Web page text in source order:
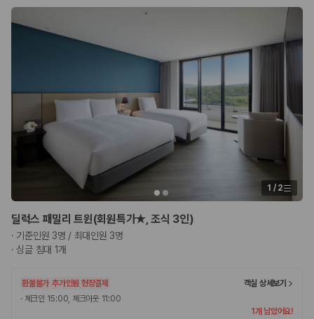
1 / 2
딜럭스 패밀리 트윈(회원특가★, 조식 3인)
· 기준인원 3명 / 최대인원 3명
·싱글 침대 1개
환불불가 추가인원 현장결제
객실 상세보기
· 체크인 15:00, 체크아웃 11:00
1개 남았어요!